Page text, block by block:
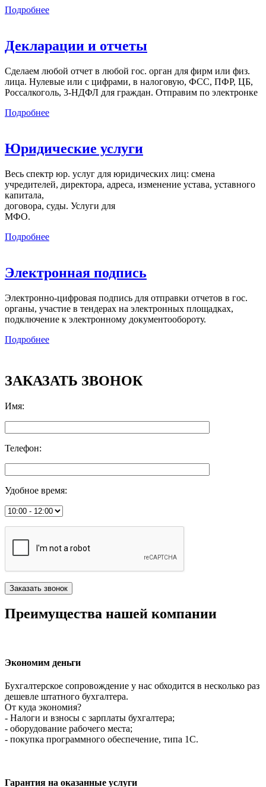
Подробнее
Декларации и отчеты
Сделаем любой отчет в любой гос. орган для фирм или физ.
лица. Нулевые или с цифрами, в налоговую, ФСС, ПФР, ЦБ,
Россалкоголь, 3-НДФЛ для граждан. Отправим по электронке
Подробнее
Юридические услуги
Весь спектр юр. услуг для юридических лиц: смена
учредителей, директора, адреса, изменение устава, уставного
капитала,
договора, суды. Услуги для
МФО.
Подробнее
Электронная подпись
Электронно-цифровая подпись для отправки отчетов в гос.
органы, участие в тендерах на электронных площадках,
подключение к электронному документообороту.
Подробнее
ЗАКАЗАТЬ ЗВОНОК
Имя:
Телефон:
Удобное время:
Преимущества нашей компании
Экономим деньги
Бухгалтерское сопровождение у нас обходится в несколько раз
дешевле штатного бухгалтера.
От куда экономия?
- Налоги и взносы с зарплаты бухгалтера;
- оборудование рабочего места;
- покупка программного обеспечение, типа 1С.
Гарантия на оказанные услуги